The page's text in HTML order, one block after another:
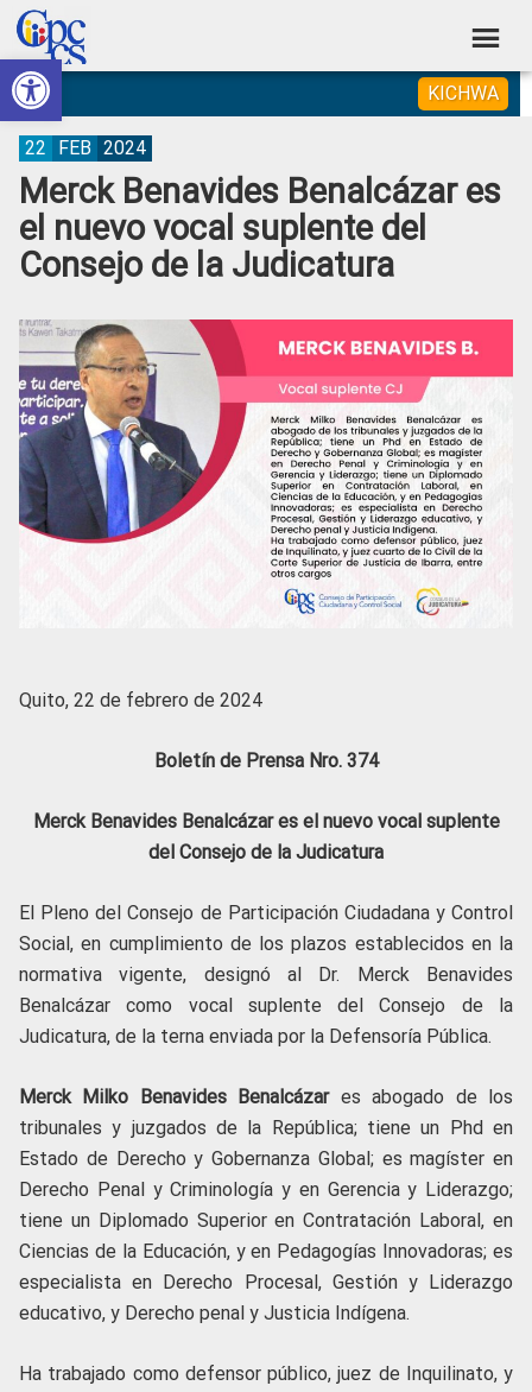
Abrir barra de herramientas
Skip
to
primary
navigation
Skip
to
main
content
Skip
to
primary
sidebar
Skip
to
footer
Consejo
de
Participación
Ciudadana
Control
Social
Construyendo
Poder
Ciudadano
KICHWA
Merck Benavides Benalcázar es
el nuevo vocal suplente del
Consejo de la Judicatura
22 FEB 2024
Quito, 22 de febrero de 2024
Boletín de Prensa Nro. 374
Merck Benavides Benalcázar es el nuevo vocal suplente
del Consejo de la Judicatura
El Pleno del Consejo de Participación Ciudadana y Control
Social, en cumplimiento de los plazos establecidos en la
normativa vigente, designó al Dr. Merck Benavides
Benalcázar como vocal suplente del Consejo de la
Judicatura, de la terna enviada por la Defensoría Pública.
Merck Milko Benavides Benalcázar es abogado de los
tribunales y juzgados de la República; tiene un Phd en
Estado de Derecho y Gobernanza Global; es magíster en
Derecho Penal y Criminología y en Gerencia y Liderazgo;
tiene un Diplomado Superior en Contratación Laboral, en
Ciencias de la Educación, y en Pedagogías Innovadoras; es
especialista en Derecho Procesal, Gestión y Liderazgo
educativo, y Derecho penal y Justicia Indígena.
Ha trabajado como defensor público, juez de Inquilinato, y